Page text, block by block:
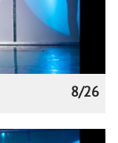
8/26